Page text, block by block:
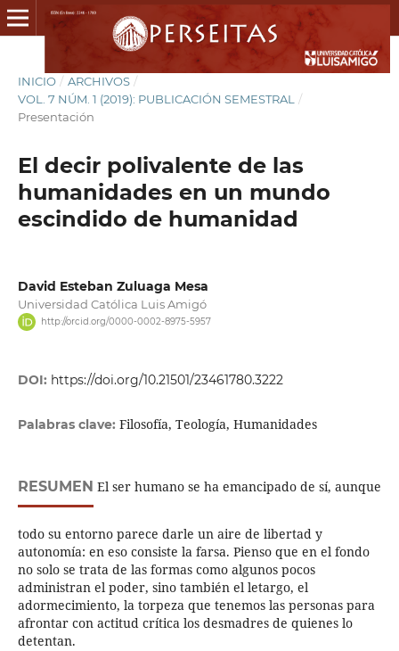
INICIO / ARCHIVOS /
VOL. 7 NÚM. 1 (2019): PUBLICACIÓN SEMESTRAL
/
Presentación
El decir polivalente de las
humanidades en un mundo
escindido de humanidad
David Esteban Zuluaga Mesa
Universidad Católica Luis Amigó
http://orcid.org/0000-0002-8975-5957
DOI: https://doi.org/10.21501/23461780.3222
Palabras clave: Filosofía, Teología, Humanidades
RESUMEN El ser humano se ha emancipado de sí, aunque
todo su entorno parece darle un aire de libertad y
autonomía: en eso consiste la farsa. Pienso que en el fondo
no solo se trata de las formas como algunos pocos
administran el poder, sino también el letargo, el
adormecimiento, la torpeza que tenemos las personas para
afrontar con actitud crítica los desmadres de quienes lo
detentan.